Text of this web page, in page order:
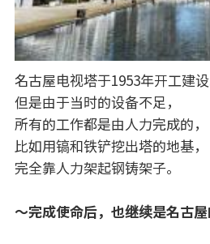
名古屋电视塔于1953年开工建设
但是由于当时的设备不足，
所有的工作都是由人力完成的，
比如用镐和铁铲挖出塔的地基，
完全靠人力架起钢铸架子。
～完成使命后，也继续是名古